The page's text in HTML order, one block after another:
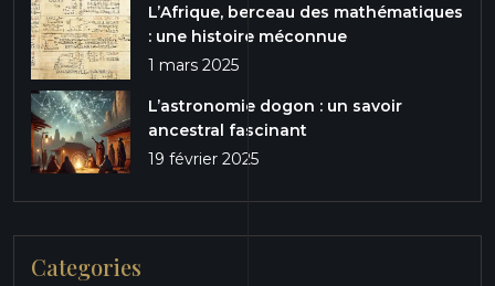
L’Afrique, berceau des mathématiques
: une histoire méconnue
1 mars 2025
L’astronomie dogon : un savoir
ancestral fascinant
19 février 2025
Categories